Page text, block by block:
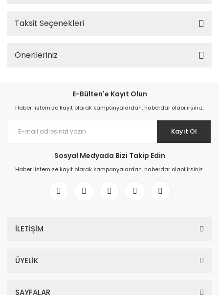
Taksit Seçenekleri
Önerileriniz
E-Bülten'e Kayıt Olun
Haber listemize kayıt olarak kampanyalardan, haberdar olabilirsiniz.
Kayıt Ol
Sosyal Medyada Bizi Takip Edin
Haber listemize kayıt olarak kampanyalardan, haberdar olabilirsiniz.
İLETİŞİM
ÜYELİK
SAYFALAR